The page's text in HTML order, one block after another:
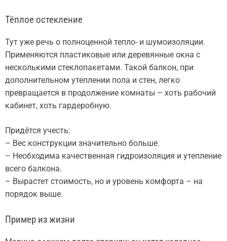
Тёплое остекление
Тут уже речь о полноценной тепло- и шумоизоляции.
Применяются пластиковые или деревянные окна с
несколькими стеклопакетами. Такой балкон, при
дополнительном утеплении пола и стен, легко
превращается в продолжение комнаты – хоть рабочий
кабинет, хоть гардеробную.
Придётся учесть:
– Вес конструкции значительно больше.
– Необходима качественная гидроизоляция и утепление
всего балкона.
– Вырастет стоимость, но и уровень комфорта – на
порядок выше.
Пример из жизни